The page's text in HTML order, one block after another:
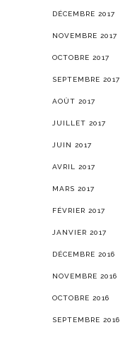
DÉCEMBRE 2017
NOVEMBRE 2017
OCTOBRE 2017
SEPTEMBRE 2017
AOÛT 2017
JUILLET 2017
JUIN 2017
AVRIL 2017
MARS 2017
FÉVRIER 2017
JANVIER 2017
DÉCEMBRE 2016
NOVEMBRE 2016
OCTOBRE 2016
SEPTEMBRE 2016